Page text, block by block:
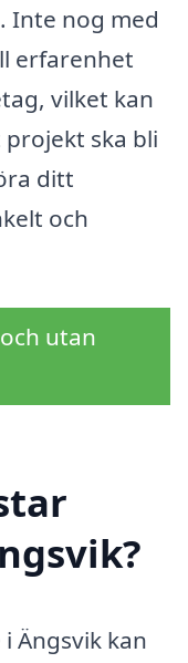
Inte nog med
erfarenhet
vilket kan
ska bli
ditt
och
utan
Ängsvik kan